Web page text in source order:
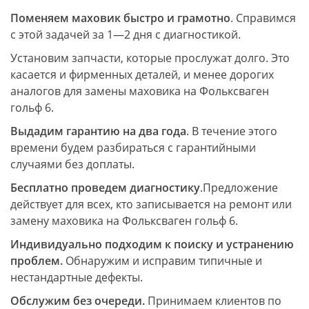
Поменяем маховик быстро и грамотно. Справимся
с этой задачей за 1—2 дня с диагностикой.
Установим запчасти, которые прослужат долго. Это
касается и фирменных деталей, и менее дорогих
аналогов для замены маховика на Фольксваген
гольф 6.
Выдадим гарантию на два года. В течение этого
времени будем разбираться с гарантийными
случаями без доплаты.
Бесплатно проведем диагностику.Предложение
действует для всех, кто записывается на ремонт или
замену маховика на Фольксваген гольф 6.
Индивидуально подходим к поиску и устранению
проблем. Обнаружим и исправим типичные и
нестандартные дефекты.
Обслужим без очереди. Принимаем клиентов по